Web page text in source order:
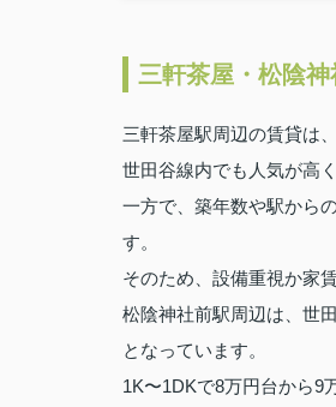
三軒茶屋・松陰
三軒茶屋駅周辺の賃貸は
世田谷線内でも人気が高
一方で、築年数や駅から
す。
そのため、設備重視か家
松陰神社前駅周辺は、世
となっています。
1K〜1DKで8万円台から9